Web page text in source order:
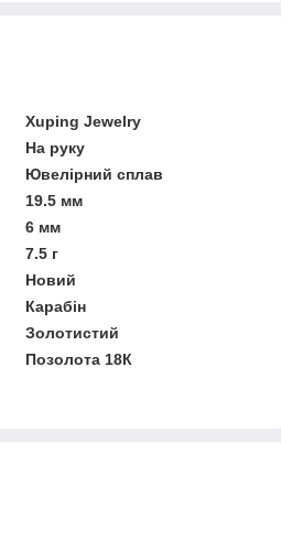
Xuping Jewelry
На руку
Ювелірний сплав
19.5 мм
6 мм
7.5 г
Новий
Карабін
Золотистий
Позолота 18К